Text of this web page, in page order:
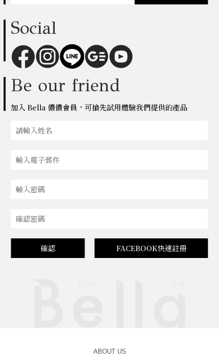
Social
Be our friend
加入 Bella 儂儂會員，可搶先試用體驗我們提供的產品
確認 FACEBOOK快速註冊
ABOUT US